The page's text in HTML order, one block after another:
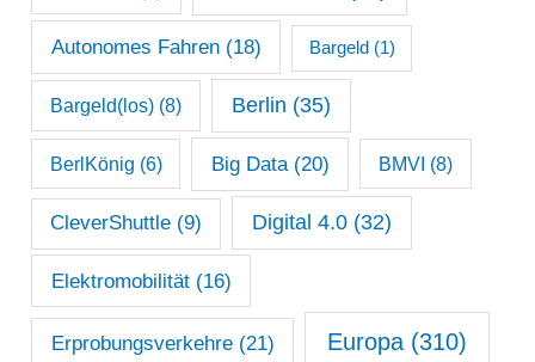
h
Autonomes Fahren(18) Bargeld(1)
Bargeld(los)(8) Berlin (35)
BerlKönig (6) Big Data(20) BMVI (8)
CleverShuttle (9) Digital 4.0(32)
Elektromobilität(16)
Erprobungsverkehre(21) Europa (310)